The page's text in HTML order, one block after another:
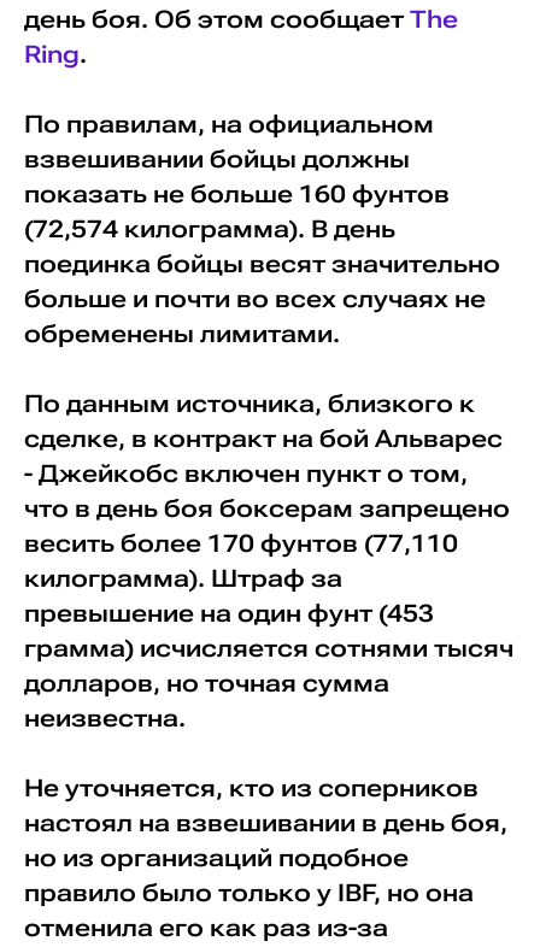
день боя. Об этом сообщает The
Ring.
По правилам, на официальном
взвешивании бойцы должны
показать не больше 160 фунтов
(72,574 килограмма). В день
поединка бойцы весят значительно
больше и почти во всех случаях не
обременены лимитами.
По данным источника, близкого к
сделке, в контракт на бой Альварес
- Джейкобс включен пункт о том,
что в день боя боксерам запрещено
весить более 170 фунтов (77,110
килограмма). Штраф за
превышение на один фунт (453
грамма) исчисляется сотнями тысяч
долларов, но точная сумма
неизвестна.
Не уточняется, кто из соперников
настоял на взвешивании в день боя,
но из организаций подобное
правило было только у IBF, но она
отменила его как раз из-за